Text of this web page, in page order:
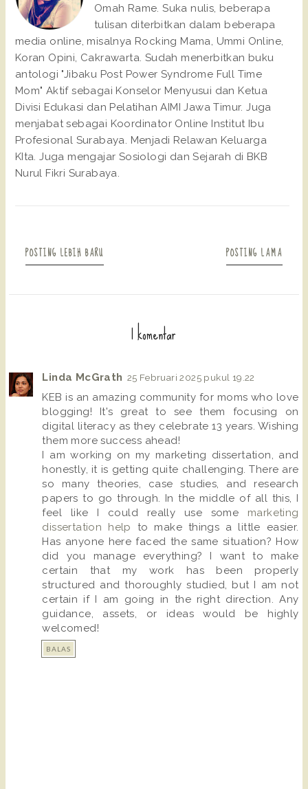
Omah Rame. Suka nulis, beberapa
tulisan diterbitkan dalam beberapa
media online, misalnya Rocking Mama, Ummi Online,
Koran Opini, Cakrawarta. Sudah menerbitkan buku
antologi "Jibaku Post Power Syndrome Full Time
Mom" Aktif sebagai Konselor Menyusui dan Ketua
Divisi Edukasi dan Pelatihan AIMI Jawa Timur. Juga
menjabat sebagai Koordinator Online Institut Ibu
Profesional Surabaya. Menjadi Relawan Keluarga
KIta. Juga mengajar Sosiologi dan Sejarah di BKB
Nurul Fikri Surabaya.
POSTING LEBIH BARU POSTING LAMA
1 komentar
Linda McGrath 25 Februari 2025 pukul 19.22
KEB is an amazing community for moms who love
blogging! It's great to see them focusing on
digital literacy as they celebrate 13 years. Wishing
them more success ahead!
I am working on my marketing dissertation, and
honestly, it is getting quite challenging. There are
so many theories, case studies, and research
papers to go through. In the middle of all this, I
feel like I could really use some marketing
dissertation help to make things a little easier.
Has anyone here faced the same situation? How
did you manage everything? I want to make
certain that my work has been properly
structured and thoroughly studied, but I am not
certain if I am going in the right direction. Any
guidance, assets, or ideas would be highly
welcomed!
BALAS